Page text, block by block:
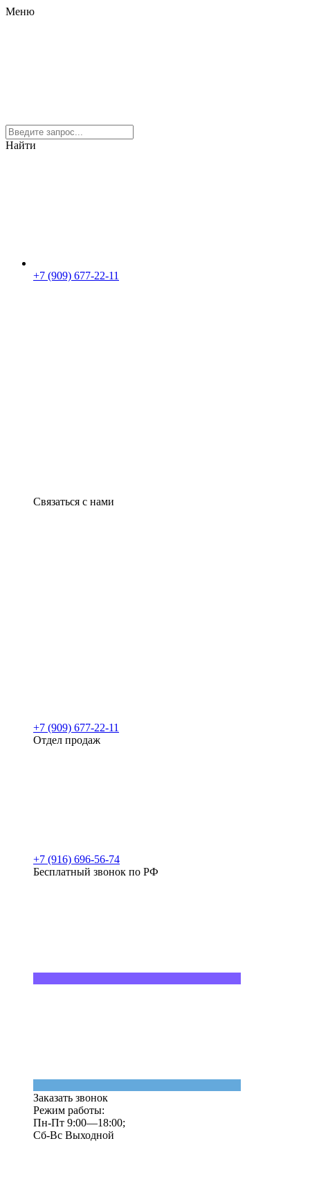
Меню
Найти
+7 (909) 677-22-11
Связаться с нами
+7 (909) 677-22-11
Отдел продаж
+7 (916) 696-56-74
Бесплатный звонок по РФ
Заказать звонок
Режим работы:
Пн-Пт 9:00—18:00;
Сб-Вс Выходной